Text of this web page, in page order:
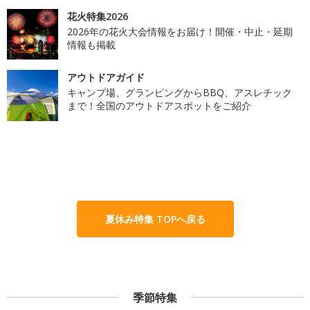
花火特集2026
2026年の花火大会情報をお届け！開催・中止・延期
情報も掲載
アウトドアガイド
キャンプ場、グランピングからBBQ、アスレチック
まで！全国のアウトドアスポットをご紹介
夏休み特集 TOPへ戻る
季節特集